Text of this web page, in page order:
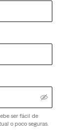
ser fácil de
o poco seguras.